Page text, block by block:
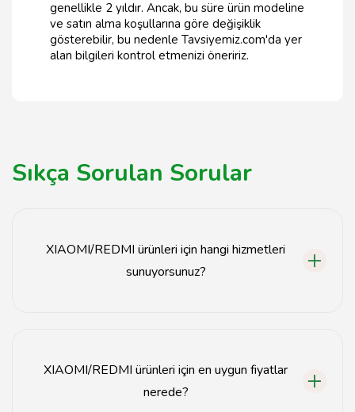
genellikle 2 yıldır. Ancak, bu süre ürün modeline
ve satın alma koşullarına göre değişiklik
gösterebilir, bu nedenle Tavsiyemiz.com'da yer
alan bilgileri kontrol etmenizi öneririz.
Sıkça Sorulan Sorular
XIAOMI/REDMI ürünleri için hangi hizmetleri
sunuyorsunuz?
XIAOMI/REDMI ürünleri için en uygun fiyatlar
nerede?